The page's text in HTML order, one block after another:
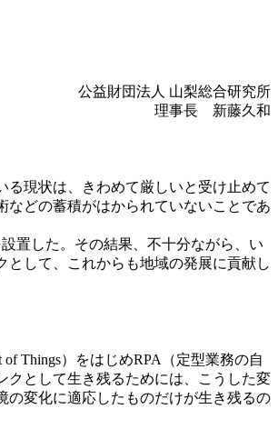
公益財団法人 山梨総合研究所
理事長 新藤久和
現状は、きわめて厳しいと受け止めて
どの蓄積がはかられていないことであ
置した。その結果、不十分ながら、い
して、これからも地域の発展に貢献し
Things）をはじめRPA（定型業務の自
クとして生き残るためには、こうした変
の変化に適応したものだけが生き残るの